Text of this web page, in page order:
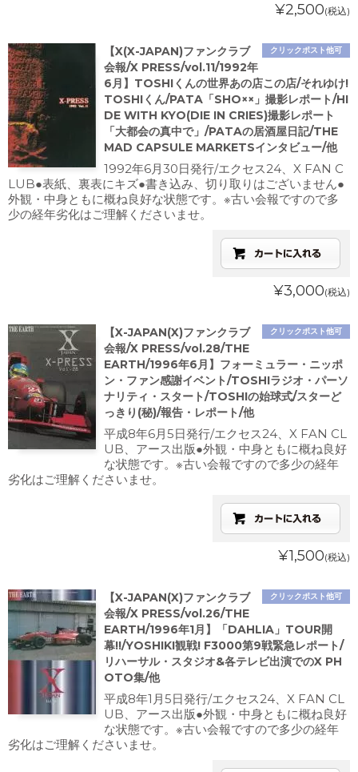
¥2,500(税込)
クリックポスト他可
【X(X-JAPAN)ファンクラブ
会報/X PRESS/vol.11/1992年
6月】TOSHIくんの世界あの店この店/それゆけ!
TOSHIくん/PATA「SHO××」撮影レポート/HI
DE WITH KYO(DIE IN CRIES)撮影レポート
「大都会の真中で」/PATAの居酒屋日記/THE
MAD CAPSULE MARKETSインタビュー/他
1992年6月30日発行/エクセス24、X FAN C
LUB●表紙、裏表にキズ●書き込み、切り取りはございません●
外観・中身ともに概ね良好な状態です。※古い会報ですので多
少の経年劣化はご理解くださいませ。
¥3,000(税込)
クリックポスト他可
【X-JAPAN(X)ファンクラブ
会報/X PRESS/vol.28/THE
EARTH/1996年6月】フォーミュラー・ニッポ
ン・ファン感謝イベント/TOSHIラジオ・パーソ
ナリティ・スタート/TOSHIの始球式/スターど
っきり(秘)/報告・レポート/他
平成8年6月5日発行/エクセス24、X FAN CL
UB、アース出版●外観・中身ともに概ね良好
な状態です。※古い会報ですので多少の経年
劣化はご理解くださいませ。
¥1,500(税込)
クリックポスト他可
【X-JAPAN(X)ファンクラブ
会報/X PRESS/vol.26/THE
EARTH/1996年1月】「DAHLIA」TOUR開
幕!!/YOSHIKI観戦! F3000第9戦緊急レポート/
リハーサル・スタジオ&各テレビ出演でのX PH
OTO集/他
平成8年1月5日発行/エクセス24、X FAN CL
UB、アース出版●外観・中身ともに概ね良好
な状態です。※古い会報ですので多少の経年
劣化はご理解くださいませ。